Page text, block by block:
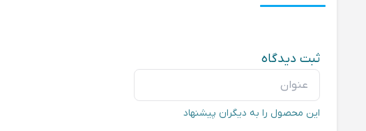
ثبت دیدگاه
عنوان
این محصول را به دیگران پیشنهاد